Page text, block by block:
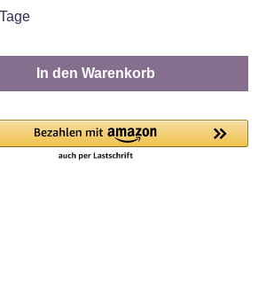
gewünschten Wert ein
In den Warenkorb